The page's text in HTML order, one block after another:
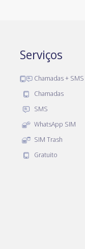
Serviços
Chamadas + SMS
Chamadas
SMS
WhatsApp SIM
SIM Trash
Gratuito